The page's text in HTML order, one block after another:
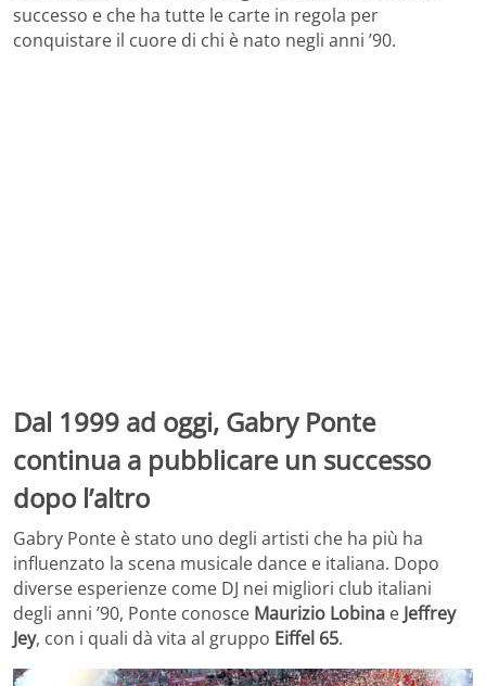
successo e che ha tutte le carte in regola per
conquistare il cuore di chi è nato negli anni ’90.
Dal 1999 ad oggi, Gabry Ponte
continua a pubblicare un successo
dopo l’altro
Gabry Ponte è stato uno degli artisti che ha più ha
influenzato la scena musicale dance e italiana. Dopo
diverse esperienze come DJ nei migliori club italiani
degli anni ’90, Ponte conosce Maurizio Lobina e Jeffrey
Jey, con i quali dà vita al gruppo Eiffel 65.